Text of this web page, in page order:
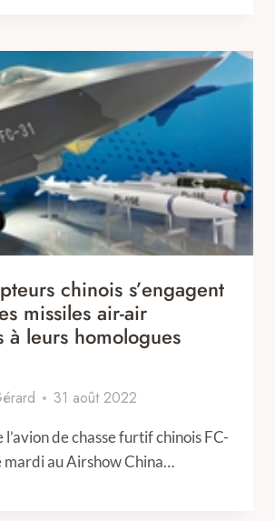
chinois s’engagent
missiles air-air
à leurs homologues
31 août 2022
l’avion de chasse furtif chinois FC-
mardi au Airshow China…